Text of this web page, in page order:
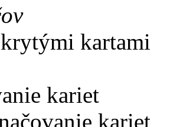
kartami
kariet
kariet